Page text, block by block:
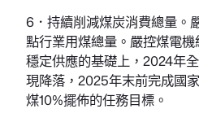
6．持續削減煤炭消費總量。
點行業用煤總量。嚴控煤電
穩定供應的基礎上，2024年
現降落，2025年末前完成國
煤10%擺佈的任務目標。